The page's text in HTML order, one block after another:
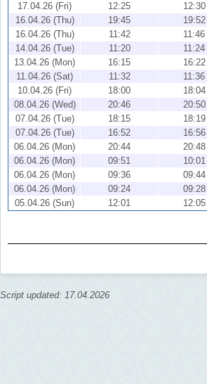
17.04.26 (Fri)
12:25 12:30
16.04.26 (Thu)
19:45 19:52
16.04.26 (Thu)
11:42 11:46
14.04.26 (Tue)
11:20 11:24
13.04.26 (Mon)
16:15 16:22
11.04.26 (Sat)
11:32 11:36
10.04.26 (Fri)
18:00 18:04
08.04.26 (Wed)
20:46 20:50
07.04.26 (Tue)
18:15 18:19
07.04.26 (Tue)
16:52 16:56
06.04.26 (Mon)
20:44 20:48
06.04.26 (Mon)
09:51 10:01
06.04.26 (Mon)
09:36 09:44
06.04.26 (Mon)
09:24 09:28
05.04.26 (Sun)
12:01 12:05
Script updated: 17.04.2026